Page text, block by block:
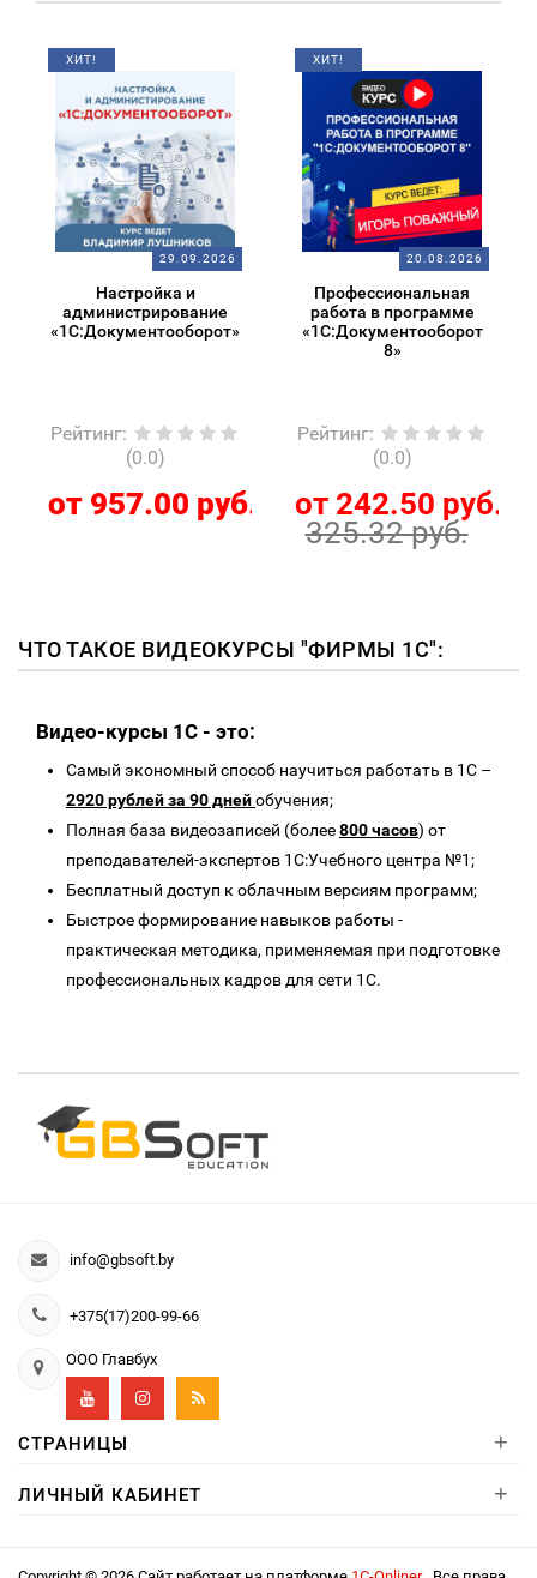
ХИТ!
29.09.2026
Настройка и
администрирование
«1С:Документооборот»
Рейтинг:
(0.0)
от 957.00 руб.
ХИТ!
20.08.2026
Профессиональная
работа в программе
«1С:Документооборот
8»
Рейтинг:
(0.0)
от 242.50 руб.
325.32 руб.
ЧТО ТАКОЕ ВИДЕОКУРСЫ "ФИРМЫ 1С":
Видео-курсы 1C - это:
Самый экономный способ научиться работать в 1С –
2920 рублей за 90 днейобучения;
Полная база видеозаписей (более800 часов) от
преподавателей-экспертов 1С:Учебного центра №1;
Бесплатный доступ к облачным версиям программ;
Быстрое формирование навыков работы -
практическая методика, применяемая при подготовке
профессиональных кадров для сети 1С.
info@gbsoft.by
+375(17)200-99-66
ООО Главбух
СТРАНИЦЫ +
ЛИЧНЫЙ КАБИНЕТ +